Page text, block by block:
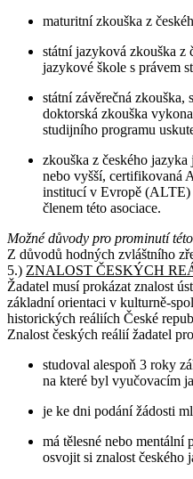
maturitní zkouška z
státní jazyková zkouška z
jazykové škole s právem
státní závěrečná
doktorská zkouška
studijního programu
zkouška z českého
nebo vyšší, certifikovaná
institucí v Evropě (ALTE)
členem této asociace.
Možné důvody pro prominutí
Z důvodů hodných zvláštního
5.) ZNALOST ČESKÝCH
Žadatel musí prokázat znalost
základní orientaci v kulturně-
historických reáliích České
Znalost českých reálií žadatel
studoval alespoň 3 roky
na které byl vyučovacím
je ke dni podání žádosti
má tělesné nebo mentální
osvojit si znalost českého